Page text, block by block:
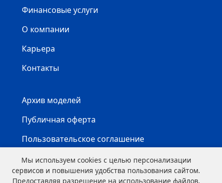
Финансовые услуги
О компании
Карьера
Контакты
Архив моделей
Публичная оферта
Пользовательское соглашение
Карта сайта
Мы используем cookies с целью персонализации
сервисов и повышения удобства пользования сайтом.
Предоставляя разрешение на использование файлов,